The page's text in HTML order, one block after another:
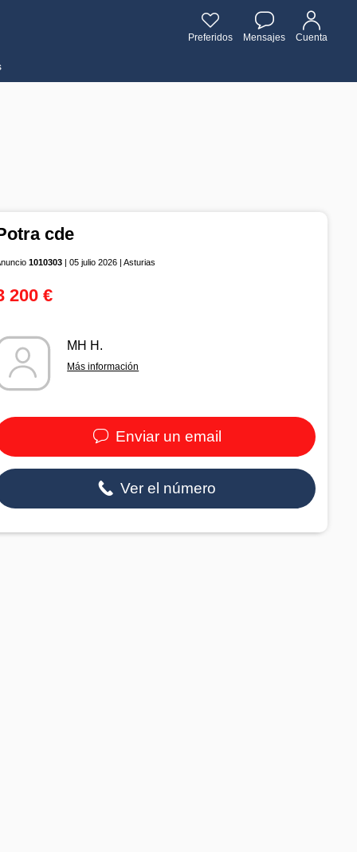
Preferidos Mensajes Cuenta
cde
1010303 | 05 julio 2026 | Asturias
200 €
MH H.
Más información
Enviar un email
Ver el número